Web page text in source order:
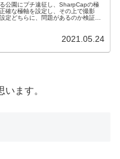
公園にプチ遠征し、SharpCapの極
確な極軸を設定し、その上で撮影
定どちらに、問題があるのか検証し
2021.05.24
ます。